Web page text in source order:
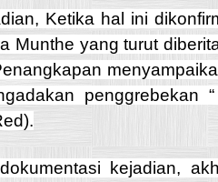
Ketika hal ini
Munthe yang turut
penggrebekan
kejadian,